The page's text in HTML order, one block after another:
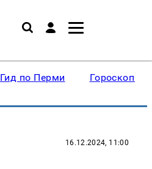
Гид по Перми Гороскопы
16.12.2024, 11:00